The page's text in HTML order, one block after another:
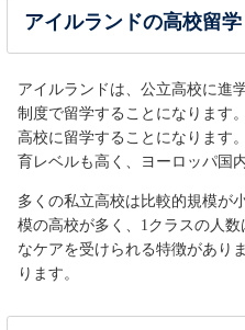
アイルランドの高校留学
アイルランドは、公立高校に進
制度で留学することになります
高校に留学することになります
育レベルも高く、ヨーロッパ国
多くの私立高校は比較的規模が
模の高校が多く、1クラスの人
なケアを受けられる特徴があり
ります。